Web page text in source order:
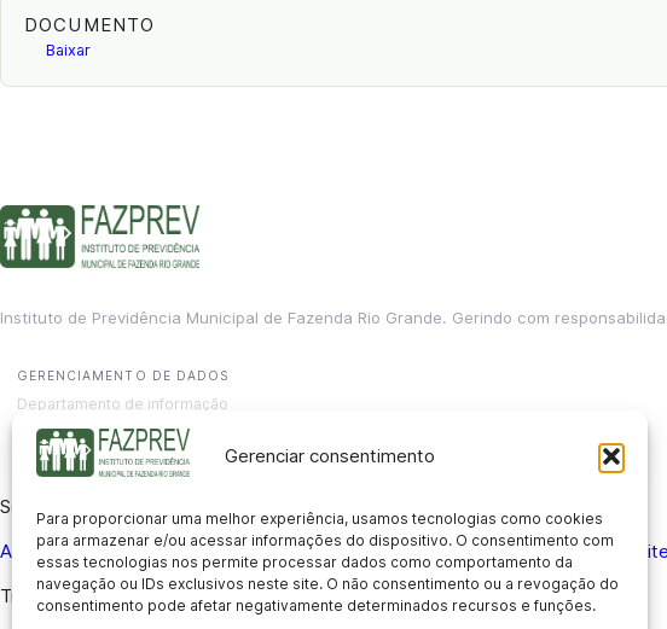
Gerenciar consentimento
Para proporcionar uma melhor experiência, usamos tecnologias como cookies
para armazenar e/ou acessar informações do dispositivo. O consentimento com
essas tecnologias nos permite processar dados como comportamento da
navegação ou IDs exclusivos neste site. O não consentimento ou a revogação do
consentimento pode afetar negativamente determinados recursos e funções.
DOCUMENTO
Baixar
Instituto de Previdência Municipal de Fazenda Rio Grande. Gerindo com
GERENCIAMENTO DE DADOS
Departamento de informação
contato@fazprev.pr.gov.br
(41) 3995-2146
Serviços
Aposentadoria Pensão por Morte Benefício por Invalidez Auxílio Doença
Transparência